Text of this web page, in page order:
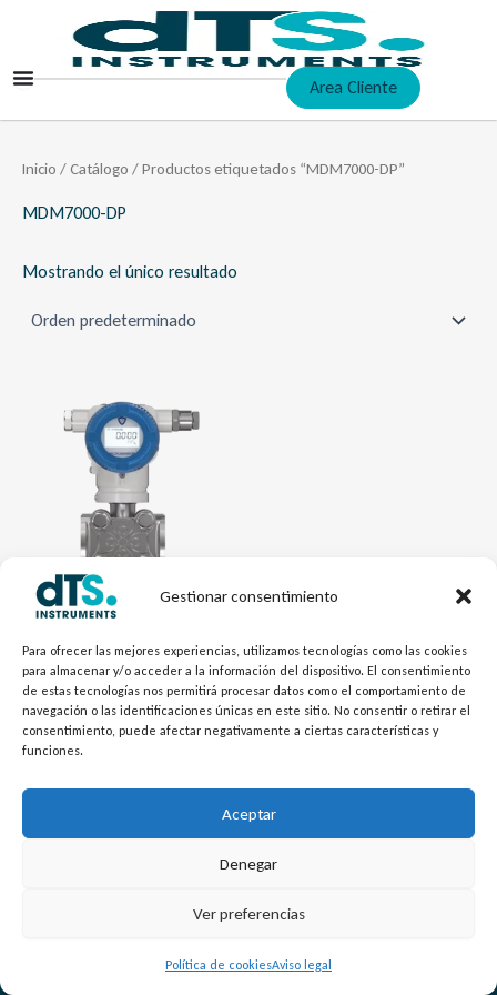
Gestionar consentimiento
Para ofrecer las mejores experiencias, utilizamos tecnologías como las cookies
para almacenar y/o acceder a la información del dispositivo. El consentimiento
de estas tecnologías nos permitirá procesar datos como el comportamiento de
navegación o las identificaciones únicas en este sitio. No consentir o retirar el
consentimiento, puede afectar negativamente a ciertas características y
funciones.
Aceptar
Denegar
Ver preferencias
Política de cookiesAviso legal
contenido
Area Cliente
Inicio /Catálogo / Productos etiquetados “MDM7000-DP”
MDM7000-DP
Mostrando el único resultado
Electrónica dTSPres
Transmisor Diferencial
MDM7000-DP
L
i
n
u